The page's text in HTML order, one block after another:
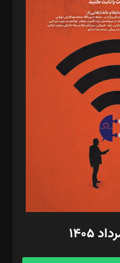
امان‌پور، سروش کرمیان،
فکرانه، فائزه فتحی
زاده